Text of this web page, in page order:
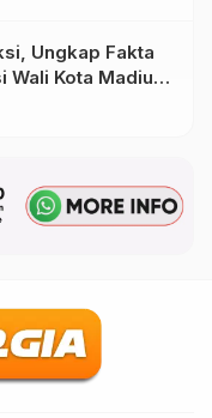
Ungkap Fakta
Wali Kota Madiun